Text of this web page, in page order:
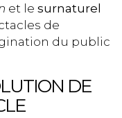
et le surnaturel
de
du public
DE